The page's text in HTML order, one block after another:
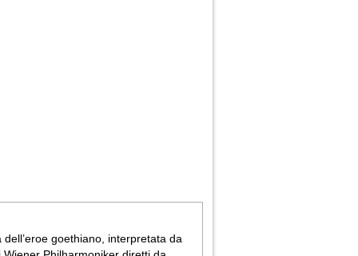
goethiano, interpretata da